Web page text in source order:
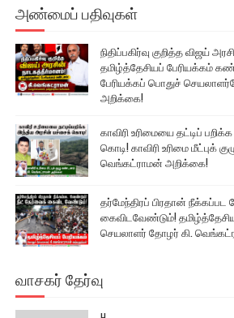
அண்மைப் பதிவுகள்
நிதிப்பகிர்வு குறித்த விஜய்
தமிழ்த்தேசியப் பேரியக்கம்
பேரியக்கப் பொதுச்
அறிக்கை!
காவிரி உரிமையை தட்டிப்
கொடி! காவிரி உரிமை மீட்புக்
வெங்கட்ராமன் அறிக்கை!
தர்மேந்திரப் பிரதான்
கைவிடவேண்டும்!
செயலாளர் தோழர் கி.
வாசகர் தேர்வு